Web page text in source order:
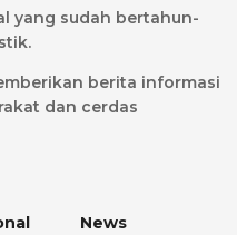
yang sudah bertahun-
berita informasi
dan cerdas
News